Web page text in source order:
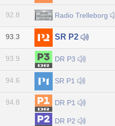
92.8 Radio Trelleborg
93.3 SR P2
93.9 DR P3
94.6 SR P1
94.8 DR P1
DR P2